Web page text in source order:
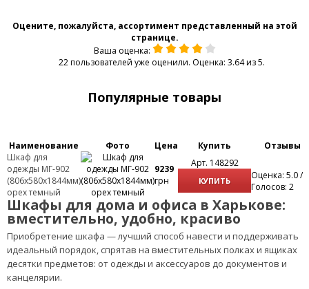
Оцените, пожалуйста, ассортимент представленный на этой
странице.
Ваша оценка:
22 пользователей уже оценили. Оценка: 3.64 из 5.
Популярные товары
Наименование Фото Цена Купить
Отзывы
Шкаф для
одежды МГ-902
(806х580х1844мм)
орех темный
9239
грн
Арт. 148292
КУПИТЬ
Оценка: 5.0 /
Голосов: 2
Шкафы для дома и офиса в Харькове:
вместительно, удобно, красиво
Приобретение шкафа — лучший способ навести и поддерживать
идеальный порядок, спрятав на вместительных полках и ящиках
десятки предметов: от одежды и аксессуаров до документов и
канцелярии.